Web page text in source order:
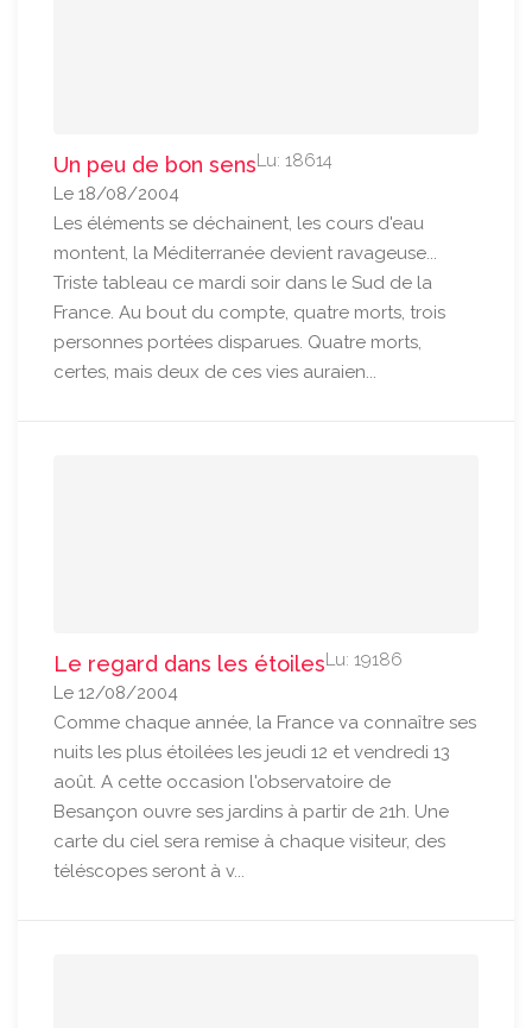
Un peu de bon sensLu: 18614
Le 18/08/2004
Les éléments se déchainent, les cours d'eau
montent, la Méditerranée devient ravageuse...
Triste tableau ce mardi soir dans le Sud de la
France. Au bout du compte, quatre morts, trois
personnes portées disparues. Quatre morts,
certes, mais deux de ces vies auraien...
Le regard dans les étoilesLu: 19186
Le 12/08/2004
Comme chaque année, la France va connaître ses
nuits les plus étoilées les jeudi 12 et vendredi 13
août. A cette occasion l'observatoire de
Besançon ouvre ses jardins à partir de 21h. Une
carte du ciel sera remise à chaque visiteur, des
téléscopes seront à v...